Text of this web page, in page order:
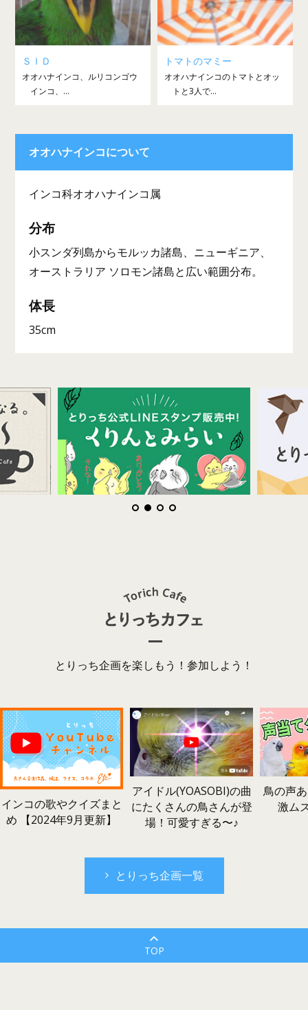
ＳＩＤ
オオハナインコ、ルリコンゴウ
インコ、...
トマトのマミー
オオハナインコのトマトとオッ
トと3人で...
オオハナインコについて
インコ科オオハナインコ属
分布
小スンダ列島からモルッカ諸島、ニューギニア、
オーストラリア ソロモン諸島と広い範囲分布。
体長
35cm
とりっち企画を楽しもう！参加しよう！
インコの歌やクイズまと
め 【2024年9月更新】
アイドル(YOASOBI)の曲
にたくさんの鳥さんが登
場！可愛すぎる〜♪
鳥の声
激ム
とりっち企画一覧
TOP